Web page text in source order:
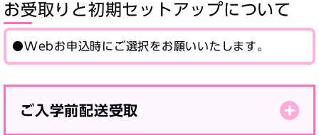
お受取りと初期セットアップについて
●Webお申込時にご選択をお願いいたします。
ご入学前配送受取